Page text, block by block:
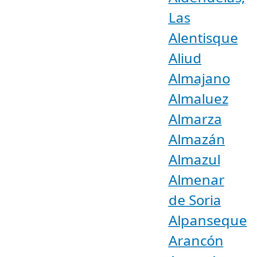
Las
Alentisque
Aliud
Almajano
Almaluez
Almarza
Almazán
Almazul
Almenar
de Soria
Alpanseque
Arancón